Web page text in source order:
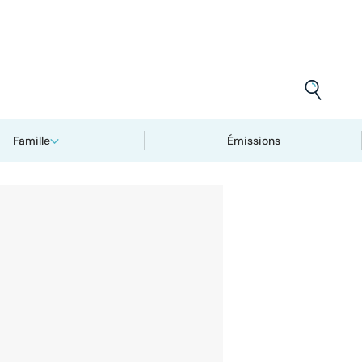
Famille Émissions